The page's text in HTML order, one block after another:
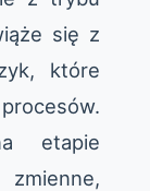
się z
które
etapie
zmienne,